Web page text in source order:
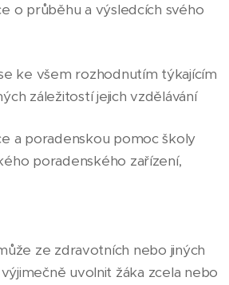
o průběhu a výsledcích svého
ke všem rozhodnutím týkajícím
záležitostí jejich vzdělávání
a poradenskou pomoc školy
poradenského zařízení,
ze zdravotních nebo jiných
uvolnit žáka zcela nebo